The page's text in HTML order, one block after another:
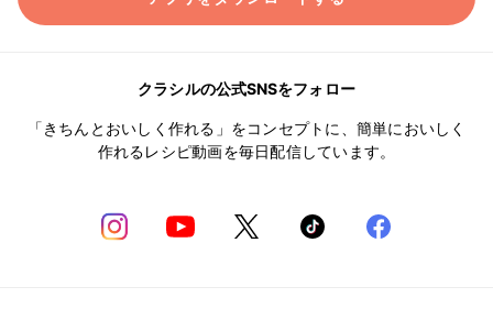
クラシルの公式SNSをフォロー
「きちんとおいしく作れる」をコンセプトに、簡単においしく
作れるレシピ動画を毎日配信しています。